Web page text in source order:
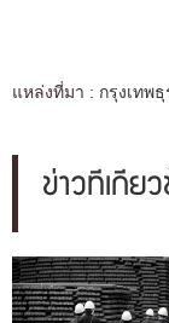
แหล่งที่มา : กรุงเทพธุ
ข่าวที่เกี่ยว